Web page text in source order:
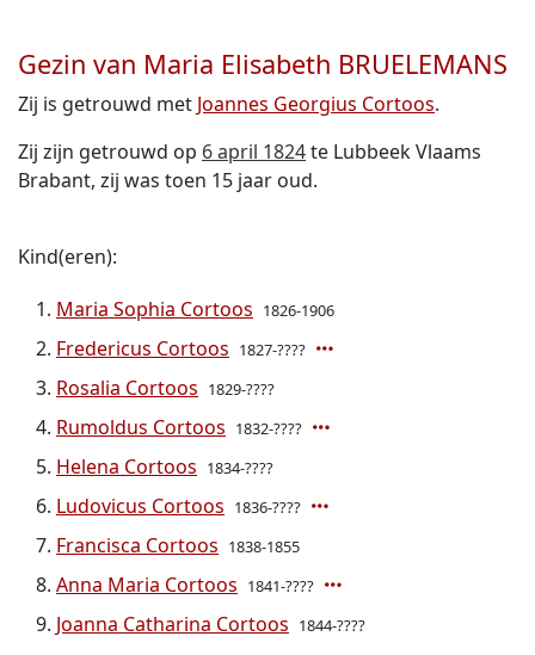
Gezin van Maria Elisabeth BRUELEMANS
Zij is getrouwd met Joannes Georgius Cortoos.
Zij zijn getrouwd op 6 april 1824te Lubbeek Vlaams
Brabant, zij was toen 15 jaar oud.
Kind(eren):
Maria Sophia Cortoos 1826-1906
Fredericus Cortoos 1827-????
Rosalia Cortoos 1829-????
Rumoldus Cortoos 1832-????
Helena Cortoos 1834-????
Ludovicus Cortoos 1836-????
Francisca Cortoos 1838-1855
Anna Maria Cortoos 1841-????
Joanna Catharina Cortoos 1844-????